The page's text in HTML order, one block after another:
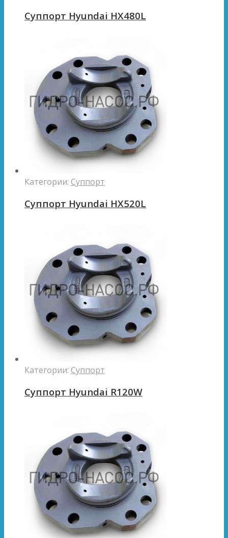
Суппорт Hyundai HX480L
Категории: Суппорт
Суппорт Hyundai HX520L
Категории: Суппорт
Суппорт Hyundai R120W